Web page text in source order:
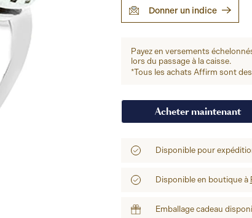
Donner un indice
Payez en versements
lors du passage à la caisse.
*Tous les achats Affirm sont
Acheter maintenant
Disponible pour
Disponible en boutique à
Emballage cadeau